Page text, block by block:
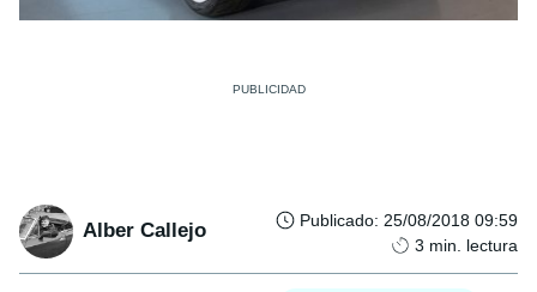
Alber Callejo Publicado: 25/08/2018 09:59
3 min. lectura